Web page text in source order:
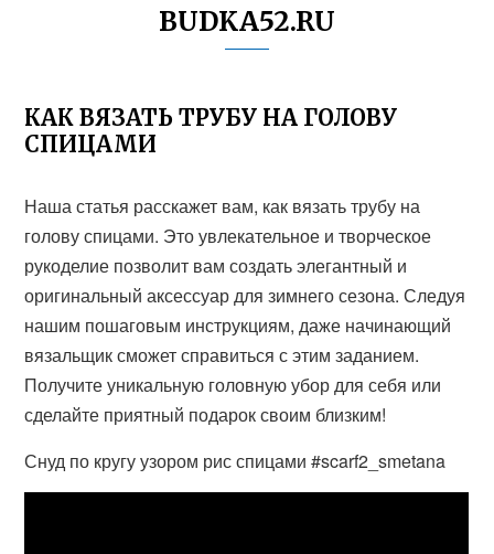
BUDKA52.RU
КАК ВЯЗАТЬ ТРУБУ НА ГОЛОВУ
СПИЦАМИ
Наша статья расскажет вам, как вязать трубу на
голову спицами. Это увлекательное и творческое
рукоделие позволит вам создать элегантный и
оригинальный аксессуар для зимнего сезона. Следуя
нашим пошаговым инструкциям, даже начинающий
вязальщик сможет справиться с этим заданием.
Получите уникальную головную убор для себя или
сделайте приятный подарок своим близким!
Снуд по кругу узором рис спицами #scarf2_smetana